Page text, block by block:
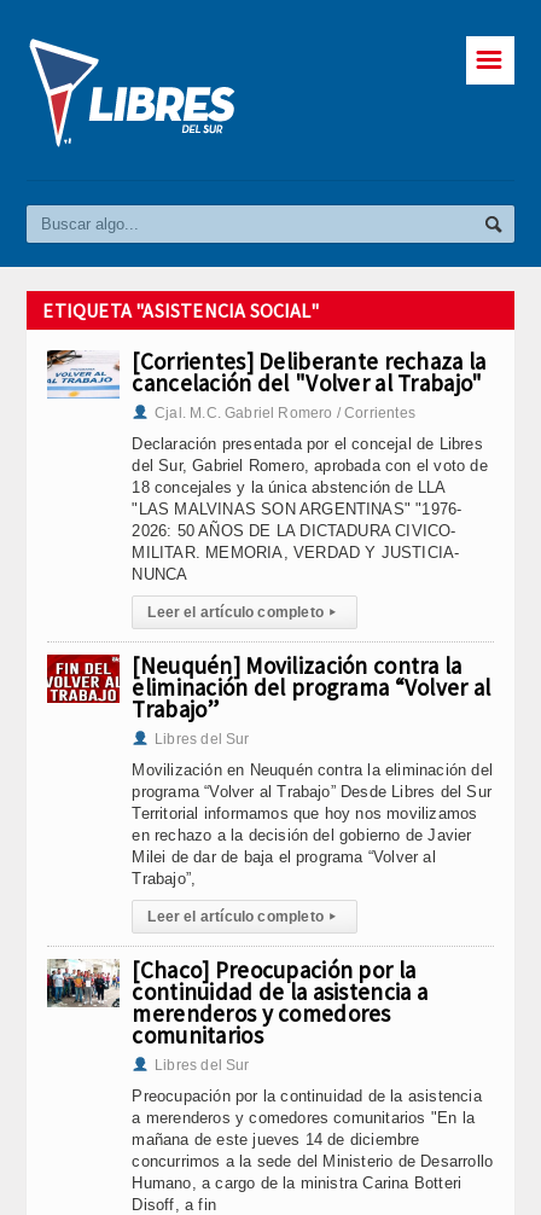
☰
ETIQUETA "ASISTENCIA SOCIAL"
[Corrientes] Deliberante rechaza la
cancelación del "Volver al Trabajo"
Cjal. M.C. Gabriel Romero / Corrientes
Declaración presentada por el concejal de Libres
del Sur, Gabriel Romero, aprobada con el voto de
18 concejales y la única abstención de LLA
"LAS MALVINAS SON ARGENTINAS" "1976-
2026: 50 AÑOS DE LA DICTADURA CIVICO-
MILITAR. MEMORIA, VERDAD Y JUSTICIA-
NUNCA
Leer el artículo completo ▸
[Neuquén] Movilización contra la
eliminación del programa “Volver al
Trabajo”
Libres del Sur
Movilización en Neuquén contra la eliminación del
programa “Volver al Trabajo” Desde Libres del Sur
Territorial informamos que hoy nos movilizamos
en rechazo a la decisión del gobierno de Javier
Milei de dar de baja el programa “Volver al
Trabajo”,
Leer el artículo completo ▸
[Chaco] Preocupación por la
continuidad de la asistencia a
merenderos y comedores
comunitarios
Libres del Sur
Preocupación por la continuidad de la asistencia
a merenderos y comedores comunitarios "En la
mañana de este jueves 14 de diciembre
concurrimos a la sede del Ministerio de Desarrollo
Humano, a cargo de la ministra Carina Botteri
Disoff, a fin